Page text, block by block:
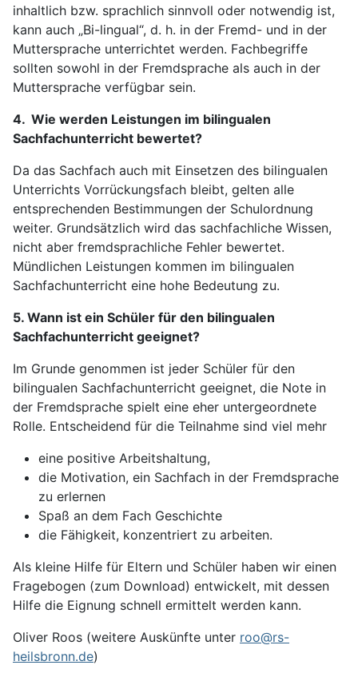
inhaltlich bzw. sprachlich sinnvoll oder notwendig ist,
kann auch „Bi-lingual“, d. h. in der Fremd- und in der
Muttersprache unterrichtet werden. Fachbegriffe
sollten sowohl in der Fremdsprache als auch in der
Muttersprache verfügbar sein.
4. Wie werden Leistungen im bilingualen
Sachfachunterricht bewertet?
Da das Sachfach auch mit Einsetzen des bilingualen
Unterrichts Vorrückungsfach bleibt, gelten alle
entsprechenden Bestimmungen der Schulordnung
weiter. Grundsätzlich wird das sachfachliche Wissen,
nicht aber fremdsprachliche Fehler bewertet.
Mündlichen Leistungen kommen im bilingualen
Sachfachunterricht eine hohe Bedeutung zu.
5. Wann ist ein Schüler für den bilingualen
Sachfachunterricht geeignet?
Im Grunde genommen ist jeder Schüler für den
bilingualen Sachfachunterricht geeignet, die Note in
der Fremdsprache spielt eine eher untergeordnete
Rolle. Entscheidend für die Teilnahme sind viel mehr
eine positive Arbeitshaltung,
die Motivation, ein Sachfach in der Fremdsprache
zu erlernen
Spaß an dem Fach Geschichte
die Fähigkeit, konzentriert zu arbeiten.
Als kleine Hilfe für Eltern und Schüler haben wir einen
Fragebogen (zum Download) entwickelt, mit dessen
Hilfe die Eignung schnell ermittelt werden kann.
Oliver Roos (weitere Auskünfte unter roo@rs-
heilsbronn.de)